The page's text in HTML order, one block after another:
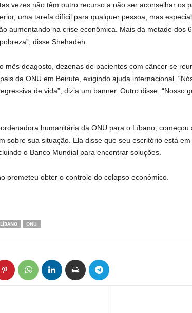
vezes não têm outro recurso a não ser aconselhar os
uma tarefa difícil para qualquer pessoa, mas
aumentando na crise econômica. Mais da metade dos
disse Shehadeh.
mês deagosto, dezenas de pacientes com câncer se
da ONU em Beirute, exigindo ajuda internacional.
de vida”, dizia um banner. Outro disse: “Nosso
humanitária da ONU para o Líbano, começou
sobre sua situação. Ela disse que seu escritório está
o Banco Mundial para encontrar soluções.
prometeu obter o controle do colapso econômico.
LÍBANO ONU